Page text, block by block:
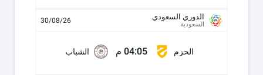
الدوري السعودي
السعودية 30/08/26
الحزم 04:05 م الشباب